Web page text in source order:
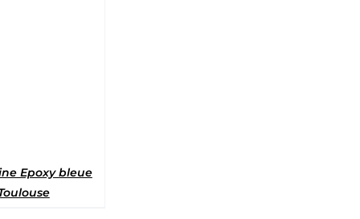
Epoxy bleue